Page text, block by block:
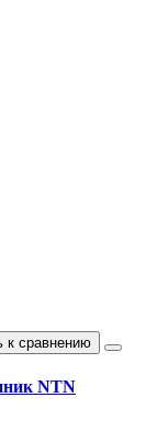
к сравнению
NTN